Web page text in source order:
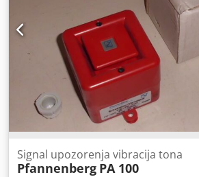
Signal upozorenja vibracija tona
Pfannenberg PA 100